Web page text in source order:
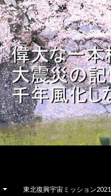
東北復興宇宙ミッション2021